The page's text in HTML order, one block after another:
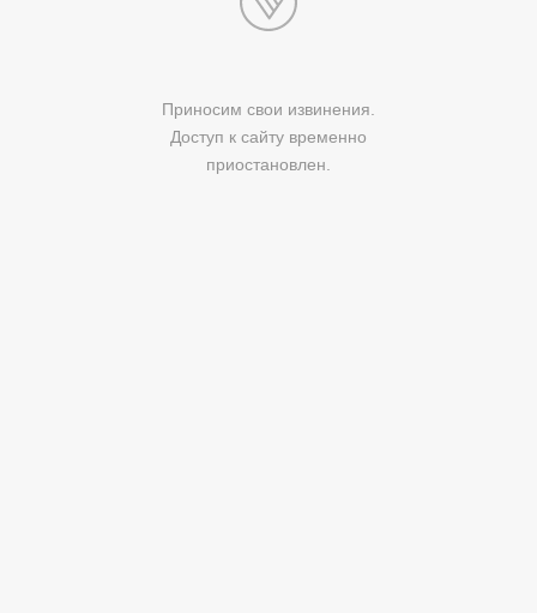
Приносим свои извинения.
Доступ к сайту временно
приостановлен.